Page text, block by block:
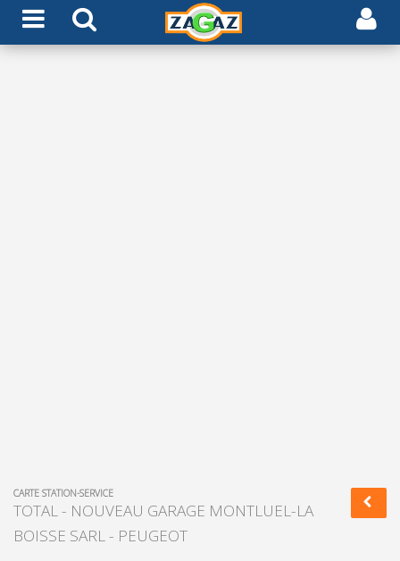
CARTE STATION-SERVICE
TOTAL - NOUVEAU GARAGE MONTLUEL-LA
BOISSE SARL - PEUGEOT